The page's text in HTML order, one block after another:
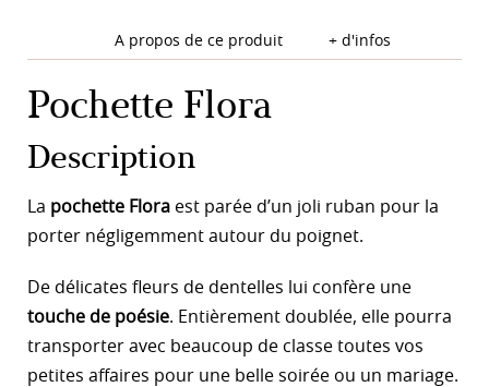
A propos de ce produit + d'infos
Pochette Flora
Description
La pochette Flora est parée d’un joli ruban pour la
porter négligemment autour du poignet.
De délicates fleurs de dentelles lui confère une
touche de poésie. Entièrement doublée, elle pourra
transporter avec beaucoup de classe toutes vos
petites affaires pour une belle soirée ou un mariage.